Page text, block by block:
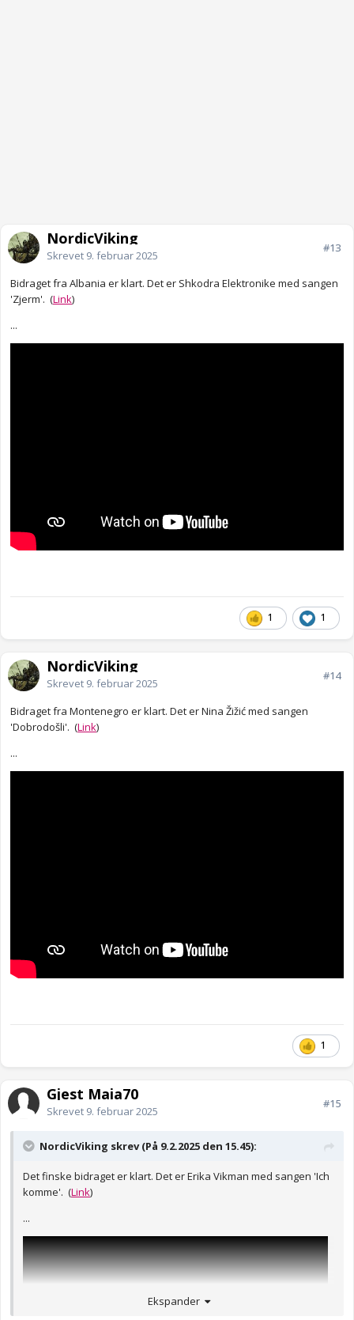
NordicViking
Skrevet 9. februar 2025
#13
Bidraget fra Albania er klart. Det er Shkodra Elektronike med sangen
'Zjerm'. (Link)
...
1 1
NordicViking
Skrevet 9. februar 2025
#14
Bidraget fra Montenegro er klart. Det er Nina Žižić med sangen
'Dobrodošli'. (Link)
...
1
Gjest Maia70
Skrevet 9. februar 2025
#15
NordicViking skrev (På 9.2.2025 den 15.45):
Det finske bidraget er klart. Det er Erika Vikman med sangen 'Ich
komme'. (Link)
...
Ekspander